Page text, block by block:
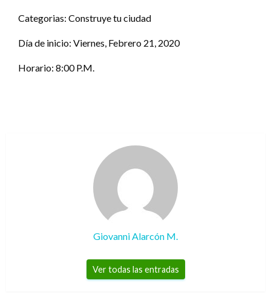
Categorias: Construye tu ciudad
Día de inicio: Viernes, Febrero 21, 2020
Horario: 8:00 P.M.
Giovanni Alarcón M.
Ver todas las entradas